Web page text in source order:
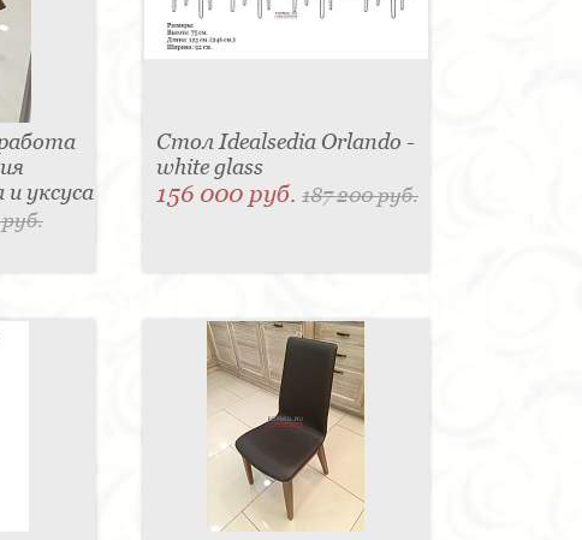
и уксуса
Стол Idealsedia Orlando -
white glass
156 000 руб.187 200 руб.